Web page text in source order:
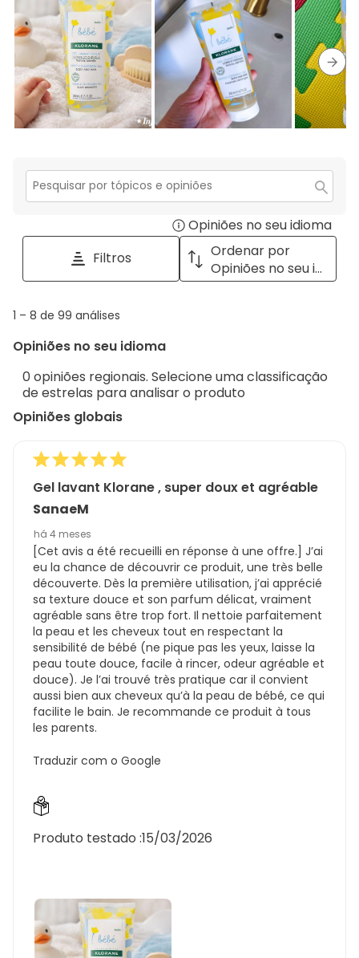
Secção
Opiniões no seu idioma
a
with
Filtros
Ordenar por
Opiniões no seu idioma
1
8
99
análises
1 – 8 de 99 análises
Opiniões no seu idioma
0 opiniões regionais. Selecione uma classificação
de estrelas para analisar o produto
Opiniões globais
Gel lavant Klorane , super doux et agréable
SanaeM
há 4 meses
[Cet avis a été recueilli en réponse à une offre.] J’ai
eu la chance de découvrir ce produit, une très belle
découverte. Dès la première utilisation, j’ai apprécié
sa texture douce et son parfum délicat, vraiment
agréable sans être trop fort. Il nettoie parfaitement
la peau et les cheveux tout en respectant la
sensibilité de bébé (ne pique pas les yeux, laisse la
peau toute douce, facile à rincer, odeur agréable et
douce). Je l’ai trouvé très pratique car il convient
aussi bien aux cheveux qu’à la peau de bébé, ce qui
facilite le bain. Je recommande ce produit à tous
les parents.
Traduzir com o Google
Produto testado :15/03/2026